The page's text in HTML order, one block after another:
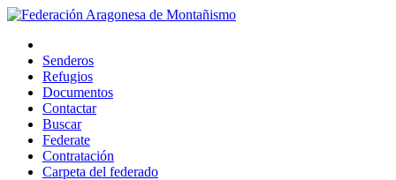
Senderos
Refugios
Documentos
Contactar
Buscar
Federate
Contratación
Carpeta del federado